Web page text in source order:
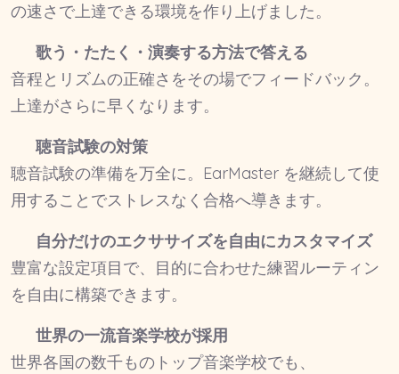
の速さで上達できる環境を作り上げました。
歌う・たたく・演奏する方法で答える
音程とリズムの正確さをその場でフィードバック。
上達がさらに早くなります。
聴音試験の対策
聴音試験の準備を万全に。EarMaster を継続して使
用することでストレスなく合格へ導きます。
自分だけのエクササイズを自由にカスタマイズ
豊富な設定項目で、目的に合わせた練習ルーティン
を自由に構築できます。
世界の一流音楽学校が採用
世界各国の数千ものトップ音楽学校でも、